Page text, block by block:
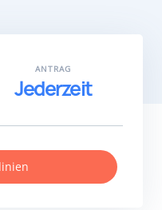
ANTRAG
Jederzeit